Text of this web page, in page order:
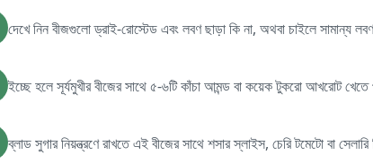
দেখে নিন বীজগুলো ড্রাই-রোস্টেড এবং লবণ ছাড়া কি না, অথবা চাইলে সামান্য
ইচ্ছে হলে সূর্যমুখীর বীজের সাথে ৫-৬টি কাঁচা আমন্ড বা কয়েক টুকরো আখরোট
ব্লাড সুগার নিয়ন্ত্রণে রাখতে এই বীজের সাথে শসার স্লাইস, চেরি টমেটো বা